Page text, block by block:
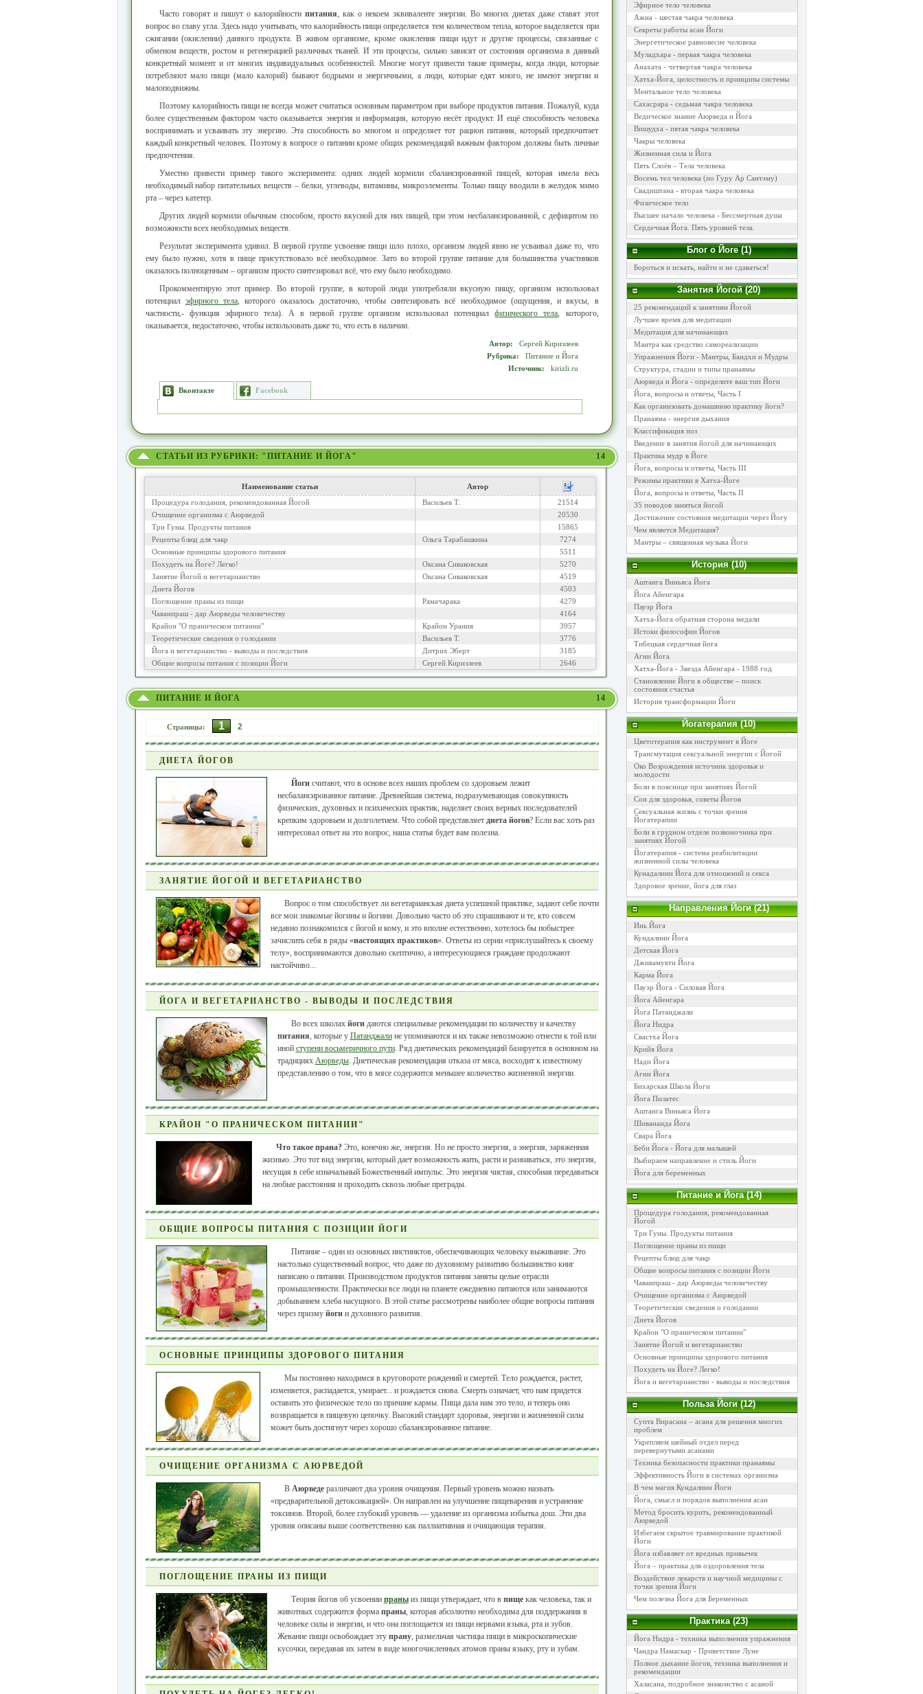
Часто говорят и пишут о калорийности питания, как о некоем эквиваленте энергии. Во многих диетах даже ставят этот
вопрос во главу угла. Здесь надо учитывать, что калорийность пищи определяется тем количеством тепла, которое выделяется при
сжигании (окислении) данного продукта. В живом организме, кроме окисления пищи идут и другие процессы, связанные с
обменом веществ, ростом и регенерацией различных тканей. И эти процессы, сильно зависят от состояния организма в данный
конкретный момент и от многих индивидуальных особенностей. Многие могут привести такие примеры, когда люди, которые
потребляют мало пищи (мало калорий) бывают бодрыми и энергичными, а люди, которые едят много, не имеют энергии и
малоподвижны.
Поэтому калорийность пищи не всегда может считаться основным параметром при выборе продуктов питания. Пожалуй, куда
более существенным фактором часто оказывается энергия и информация, которую несёт продукт. И ещё способность человека
воспринимать и усваивать эту энергию. Эта способность во многом и определяет тот рацион питания, который предпочитает
каждый конкретный человек. Поэтому в вопросе о питании кроме общих рекомендаций важным фактором должны быть личные
предпочтения.
Уместно привести пример такого эксперимента: одних людей кормили сбалансированной пищей, которая имела весь
необходимый набор питательных веществ – белки, углеводы, витамины, микроэлементы. Только пищу вводили в желудок мимо
рта – через катетер.
Других людей кормили обычным способом, просто вкусной для них пищей, при этом несбалансированной, с дефицитом по
возможности всех необходимых веществ.
Результат эксперимента удивил. В первой группе усвоение пищи шло плохо, организм людей явно не усваивал даже то, что
ему было нужно, хотя в пище присутствовало всё необходимое. Зато во второй группе питание для большинства участников
оказалось полноценным – организм просто синтезировал всё, что ему было необходимо.
Прокомментирую этот пример. Во второй группе, в которой люди употребляли вкусную пищу, организм использовал
потенциал эфирного тела, которого оказалось достаточно, чтобы синтезировать всё необходимое (ощущения, и вкусы, в
частности,- функция эфирного тела). А в первой группе организм использовал потенциалфизического тела, которого,
оказывается, недостаточно, чтобы использовать даже то, что есть в наличии.
Автор: Сергей Киризлеев
Рубрика: Питание и Йога
Источник: kirizli.ru
Вконтакте Facebook
СТАТЬИ ИЗ РУБРИКИ: "ПИТАНИЕ И ЙОГА" 14
Наименование статьи
Автор
Процедура голодания, рекомендованная Йогой
Васильев Т.
21514
Очищение организма с Аюрведой
20530
Три Гуны. Продукты питания
15865
Рецепты блюд для чакр
Ольга Тарабашкина
7274
Основные принципы здорового питания
5511
Похудеть на Йоге? Легко!
Оксана Сиваковская
5270
Занятие Йогой и вегетарианство
Оксана Сиваковская
4519
Диета Йогов
4503
Поглощение праны из пищи
Рамачарака
4279
Чаванпраш - дар Аюрведы человечеству
4164
Крайон "О праническом питании"
Крайон Урания
3957
Теоретические сведения о голодании
Васильев Т.
3776
Йога и вегетарианство - выводы и последствия
Дитрих Эберт
3185
Общие вопросы питания с позиции Йоги
Сергей Киризлеев 2646
ПИТАНИЕ И ЙОГА 14
Страницы: 1 2
ДИЕТА ЙОГОВ
Йогисчитают, что в основе всех наших проблем со здоровьем лежит
несбалансированное питание. Древнейшая система, подразумевающая совокупность
физических, духовных и психических практик, наделяет своих верных последователей
крепким здоровьем и долголетием. Что собой представляет диета йогов? Если вас хоть раз
интересовал ответ на это вопрос, наша статья будет вам полезна.
ЗАНЯТИЕ ЙОГОЙ И ВЕГЕТАРИАНСТВО
Вопрос о том способствует ли вегетарианская диета успешной практике, задают себе почти
все мои знакомые йогины и йогини. Довольно часто об это спрашивают и те, кто совсем
недавно познакомился с йогой и кому, и это вполне естественно, хотелось бы побыстрее
зачислить себя в ряды «настоящих практиков». Ответы из серии «прислушайтесь к своему
телу», воспринимаются довольно скептично, а интересующиеся граждане продолжают
настойчиво...
ЙОГА И ВЕГЕТАРИАНСТВО - ВЫВОДЫ И ПОСЛЕДСТВИЯ
Во всех школах йогидаются специальные рекомендации по количеству и качеству
питания, которые у Патанджалине упоминаются и их также невозможно отнести к той или
иной ступени восьмеричного пути. Ряд диетических рекомендаций базируется в основном на
традициях Аюрведы. Диетическая рекомендация отказа от мяса, восходит к известному
представлению о том, что в мясе содержится меньшее количество жизненной энергии.
КРАЙОН "О ПРАНИЧЕСКОМ ПИТАНИИ"
Что такое прана?Это, конечно же, энергия. Но не просто энергия, а энергия, заряженная
жизнью. Это тот вид энергии, который дает возможность жить, расти и развиваться, это энергия,
несущая в себе изначальный Божественный импульс. Это энергия чистая, способная передаваться
на любые расстояния и проходить сквозь любые преграды.
ОБЩИЕ ВОПРОСЫ ПИТАНИЯ С ПОЗИЦИИ ЙОГИ
Питание – один из основных инстинктов, обеспечивающих человеку выживание. Это
настолько существенный вопрос, что даже по духовному развитию большинство книг
написано о питании. Производством продуктов питания заняты целые отрасли
промышленности. Практически все люди на планете ежедневно питаются или занимаются
добыванием хлеба насущного. В этой статье рассмотрены наиболее общие вопросы питания
через призму йогии духовного развития.
ОСНОВНЫЕ ПРИНЦИПЫ ЗДОРОВОГО ПИТАНИЯ
Мы постоянно находимся в круговороте рождений и смертей. Тело рождается, растет,
изменяется, распадается, умирает... и рождается снова. Смерть означает, что нам придется
оставить это физическое тело по причине кармы. Пища дала нам это тело, и теперь оно
возвращается в пищевую цепочку. Высокий стандарт здоровья, энергии и жизненной силы
может быть достигнут через хорошо сбалансированное питание.
ОЧИЩЕНИЕ ОРГАНИЗМА С АЮРВЕДОЙ
В Аюрведеразличают два уровня очищения. Первый уровень можно назвать
«предварительной детоксикацией». Он направлен на улучшение пищеварения и устранение
токсинов. Второй, более глубокий уровень — удаление из организма избытка дош. Эти два
уровня описаны выше соответственно как паллиативная и очищающая терапия.
ПОГЛОЩЕНИЕ ПРАНЫ ИЗ ПИЩИ
Теория йогов об усвоении праныиз пищи утверждает, что в пищекак человека, так и
животных содержится форма праны, которая абсолютно необходима для поддержания в
человеке силы и энергии, и что она поглощается из пищи нервами языка, рта и зубов.
Жевание пищи освобождает эту прану, размельчая частицы пищи в микроскопические
кусочки, передавая их затем в виде многочисленных атомов праны языку, рту и зубам.
Эфирное тело человека
Ажна - шестая чакра человека
Секреты работы асан Йоги
Энергетическое равновесие человека
Муладхара - первая чакра человека
Анахата - четвертая чакра человека
Хатха-Йога, целостность и принципы системы
Ментальное тело человека
Сахасрара - седьмая чакра человека
Ведическое знание Аюрведа и Йога
Вишудха - пятая чакра человека
Чакры человека
Жизненная сила и Йога
Пять Слоёв – Тела человека
Восемь тел человека (по Гуру Ар Сантэму)
Свадиштана - вторая чакра человека
Физическое тело
Высшее начало человека - Бессмертная душа
Сердечная Йога. Пять уровней тела.
Блог о Йоге (1)
Бороться и искать, найти и не сдаваться!
Занятия Йогой (20)
25 рекомендаций к занятиям Йогой
Лучшее время для медитации
Медитация для начинающих
Мантра как средство самореализации
Упражнения Йоги - Мантры, Бандхи и Мудры
Структура, стадии и типы пранаямы
Аюрведа и Йога - определите ваш тип Йоги
Йога, вопросы и ответы, Часть I
Как организовать домашнюю практику йоги?
Пранаяма - энергия дыхания
Классификация поз
Введение в занятия йогой для начинающих
Практика мудр в Йоге
Йога, вопросы и ответы, Часть III
Режимы практики в Хатха-Йоге
Йога, вопросы и ответы, Часть II
35 поводов заняться йогой
Достижение состояния медитации через Йогу
Чем является Медитация?
Мантры – священная музыка Йоги
История (10)
Аштанга Виньяса Йога
Йога Айенгара
Пауэр Йога
Хатха-Йога обратная сторона медали
Истоки философии Йогов
Тибецкая сердечная йога
Агни Йога
Хатха-Йога - Звезда Айенгара - 1988 год
Становление Йоги в обществе – поиск
состояния счастья
История трансформации Йоги
Йогатерапия (10)
Цветотерапия как инструмент в Йоге
Трансмутация сексуальной энергии с Йогой
Око Возрождения источник здоровья и
молодости
Боли в пояснице при занятиях Йогой
Сон для здоровья, советы Йогов
Сексуальная жизнь с точки зрения
Йогатерапии
Боли в грудном отделе позвоночника при
занятиях Йогой
Йогатерапия - система реабилитации
жизненной силы человека
Кунадалини Йога для отношений и секса
Здоровое зрение, йога для глаз
Направления Йоги (21)
Инь Йога
Кундалини Йога
Детская Йога
Дживамукти Йога
Карма Йога
Пауэр Йога - Силовая Йога
Йога Айенгара
Йога Патанджали
Йога Нидра
Свастха Йога
Крийя Йога
Нади Йога
Агни Йога
Бихарская Школа Йоги
Йога Пилатес
Аштанга Виньяса Йога
Шивананда Йога
Свара Йога
Беби Йога - Йога для малышей
Выбираем направление и стиль Йоги
Йога для беременных
Питание и Йога (14)
Процедура голодания, рекомендованная
Йогой
Три Гуны. Продукты питания
Поглощение праны из пищи
Рецепты блюд для чакр
Общие вопросы питания с позиции Йоги
Чаванпраш - дар Аюрведы человечеству
Очищение организма с Аюрведой
Теоретические сведения о голодании
Диета Йогов
Крайон "О праническом питании"
Занятие Йогой и вегетарианство
Основные принципы здорового питания
Похудеть на Йоге? Легко!
Йога и вегетарианство - выводы и последствия
Польза Йоги (12)
Супта Вирасана – асана для решения многих
проблем
Укрепляем шейный отдел перед
перевернутыми асанами
Техника безопасности практики пранаямы
Эффективность Йоги в системах организма
В чем магия Кундалини Йоги
Йога, смысл и порядок выполнения асан
Метод бросить курить, рекомендованный
Аюрведой
Избегаем скрытое травмирование практикой
Йоги
Йога избавляет от вредных привычек
Йога – практика для оздоровления тела
Воздействие лекарств и научной медицины с
точки зрения Йоги
Чем полезна Йога для Беременных
Практика (23)
Йога Нидра - техника выполнения упражнения
Чандра Намаскар - Приветствие Луне
Полное дыхание йогов, техника выполнения и
рекомендации
Халасана, подробное знакомство с асаной